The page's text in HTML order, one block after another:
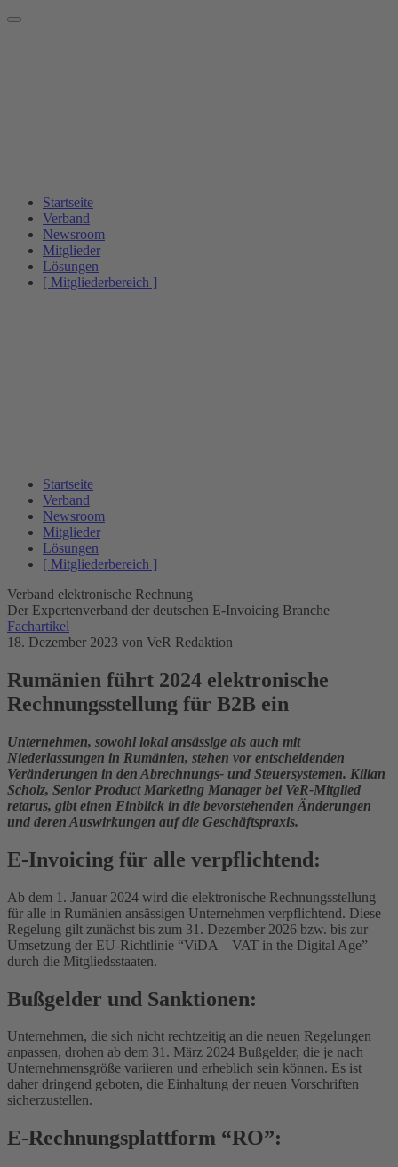
Startseite
Verband
Newsroom
Mitglieder
Lösungen
[ Mitgliederbereich ]
Startseite
Verband
Newsroom
Mitglieder
Lösungen
[ Mitgliederbereich ]
Verband elektronische Rechnung
Der Expertenverband der deutschen E-Invoicing Branche
Fachartikel
18. Dezember 2023 von VeR Redaktion
Rumänien führt 2024 elektronische
Rechnungsstellung für B2B ein
Unternehmen, sowohl lokal ansässige als auch mit
Niederlassungen in Rumänien, stehen vor entscheidenden
Veränderungen in den Abrechnungs- und Steuersystemen. Kilian
Scholz, Senior Product Marketing Manager bei VeR-Mitglied
retarus, gibt einen Einblick in die bevorstehenden Änderungen
und deren Auswirkungen auf die Geschäftspraxis.
E-Invoicing für alle verpflichtend:
Ab dem 1. Januar 2024 wird die elektronische Rechnungsstellung
für alle in Rumänien ansässigen Unternehmen verpflichtend. Diese
Regelung gilt zunächst bis zum 31. Dezember 2026 bzw. bis zur
Umsetzung der EU-Richtlinie “ViDA – VAT in the Digital Age”
durch die Mitgliedsstaaten.
Bußgelder und Sanktionen:
Unternehmen, die sich nicht rechtzeitig an die neuen Regelungen
anpassen, drohen ab dem 31. März 2024 Bußgelder, die je nach
Unternehmensgröße variieren und erheblich sein können. Es ist
daher dringend geboten, die Einhaltung der neuen Vorschriften
sicherzustellen.
E-Rechnungsplattform “RO”: